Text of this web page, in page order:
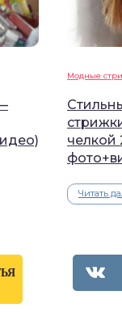
Модные
челкой
Читать